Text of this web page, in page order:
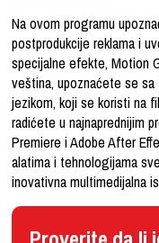
Na ovom programu
postprodukcije reklama i
specijalne efekte, Motion
veština, upoznaćete se
jezikom, koji se koristi na
radićete u najnaprednijim
Premiere i Adobe After
alatima i tehnologijama
inovativna multimedijalna